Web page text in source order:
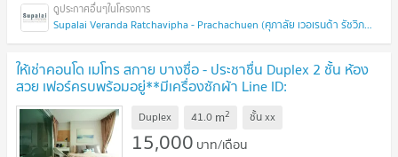
Supalai Veranda Ratchavipha - Prachachuen (ศุภาลัย เวอเรนด้า รัชวิภา - ประชาชื่น)
ให้เช่าคอนโด เมโทร สกาย บางซื่อ - ประชาชื่น Duplex 2 ชั้น ห้อง
สวย เฟอร์ครบพร้อมอยู่**มีเครื่องซักผ้า Line ID:
@ppagent
Duplex 41.0 m2 ชั้นxx
15,000 บาท/เดือน